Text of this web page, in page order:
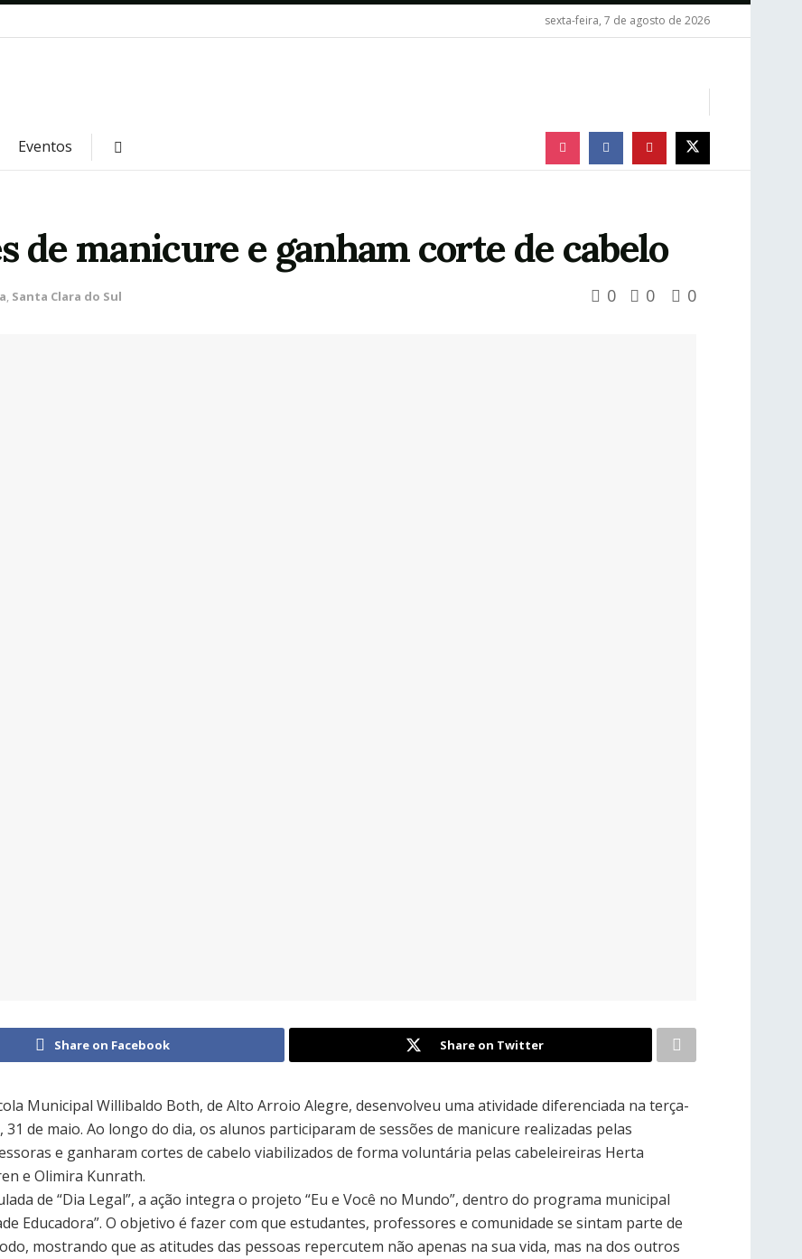
sexta-feira, 7 de agosto de 2026
Eventos
de manicure e ganham corte de cabelo
, Santa Clara do Sul 0 0 0
Share on Facebook Share on Twitter
Municipal Willibaldo Both, de Alto Arroio Alegre, desenvolveu uma atividade diferenciada na terça-
31 de maio. Ao longo do dia, os alunos participaram de sessões de manicure realizadas pelas
e ganharam cortes de cabelo viabilizados de forma voluntária pelas cabeleireiras Herta
e Olimira Kunrath.
de “Dia Legal”, a ação integra o projeto “Eu e Você no Mundo”, dentro do programa municipal
Educadora”. O objetivo é fazer com que estudantes, professores e comunidade se sintam parte de
mostrando que as atitudes das pessoas repercutem não apenas na sua vida, mas na dos outros